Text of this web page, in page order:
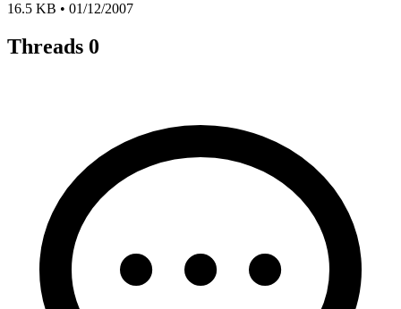
16.5 KB • 01/12/2007
Threads 0